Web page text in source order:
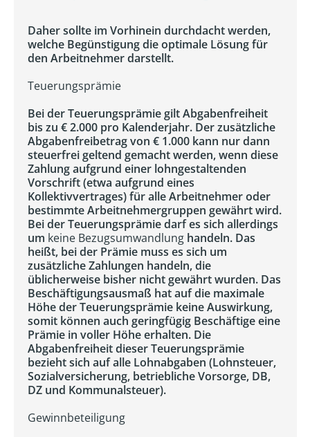
Daher sollte im Vorhinein durchdacht werden,
welche Begünstigung die optimale Lösung für
den Arbeitnehmer darstellt.
Teuerungsprämie
Bei der Teuerungsprämie gilt Abgabenfreiheit
bis zu € 2.000 pro Kalenderjahr. Der zusätzliche
Abgabenfreibetrag von € 1.000 kann nur dann
steuerfrei geltend gemacht werden, wenn diese
Zahlung aufgrund einer lohngestaltenden
Vorschrift (etwa aufgrund eines
Kollektivvertrages) für alle Arbeitnehmer oder
bestimmte Arbeitnehmergruppen gewährt wird.
Bei der Teuerungsprämie darf es sich allerdings
um keine Bezugsumwandlung handeln. Das
heißt, bei der Prämie muss es sich um
zusätzliche Zahlungen handeln, die
üblicherweise bisher nicht gewährt wurden. Das
Beschäftigungsausmaß hat auf die maximale
Höhe der Teuerungsprämie keine Auswirkung,
somit können auch geringfügig Beschäftige eine
Prämie in voller Höhe erhalten. Die
Abgabenfreiheit dieser Teuerungsprämie
bezieht sich auf alle Lohnabgaben (Lohnsteuer,
Sozialversicherung, betriebliche Vorsorge, DB,
DZ und Kommunalsteuer).
Gewinnbeteiligung